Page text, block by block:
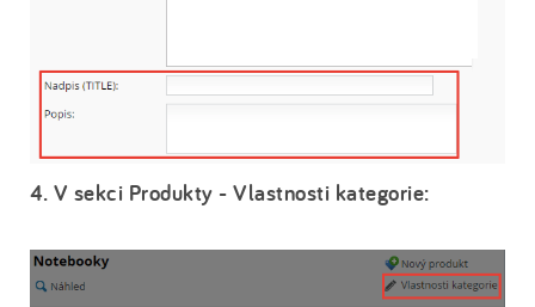
4. V sekci Produkty - Vlastnosti kategorie: